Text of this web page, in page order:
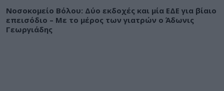
Νοσοκομείο Βόλου: Δύο εκδοχές και μία ΕΔΕ για βίαιο
επεισόδιο – Με το μέρος των γιατρών ο Άδωνις
Γεωργιάδης